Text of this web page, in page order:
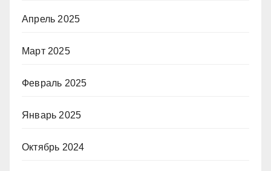
Апрель 2025
Март 2025
Февраль 2025
Январь 2025
Октябрь 2024